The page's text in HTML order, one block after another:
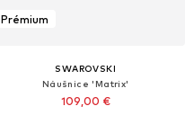
Prémium
SWAROVSKI
Náušnice 'Matrix'
109,00 €